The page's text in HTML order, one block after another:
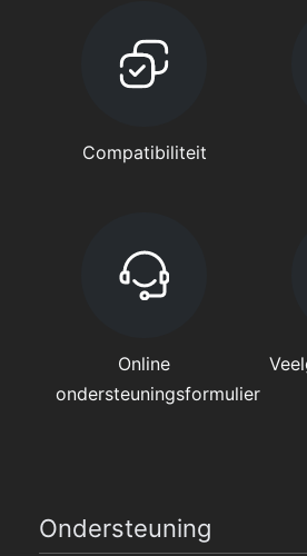
Compatibiliteit
Online
ondersteuningsformulier
Ondersteuning